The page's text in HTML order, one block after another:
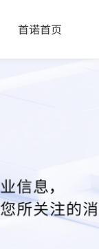
首诺首页